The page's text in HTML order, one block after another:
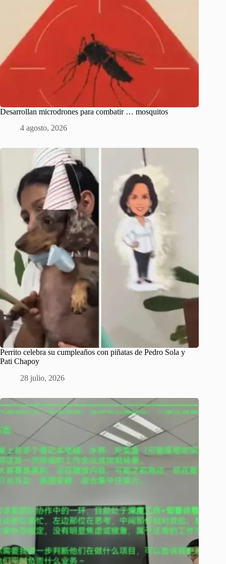
Desarrollan microdrones para combatir … mosquitos
4 agosto, 2026
Perrito celebra su cumpleaños con piñatas de Pedro Sola y
Pati Chapoy
28 julio, 2026